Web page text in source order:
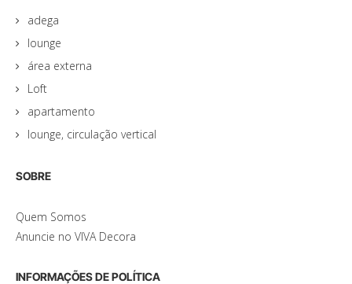
adega
lounge
área externa
Loft
apartamento
lounge, circulação vertical
SOBRE
Quem Somos
Anuncie no VIVA Decora
INFORMAÇÕES DE POLÍTICA